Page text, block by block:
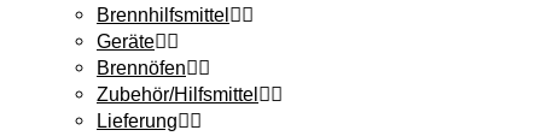
Brennhilfsmittel
Geräte
Brennöfen
Zubehör/Hilfsmittel
Lieferung